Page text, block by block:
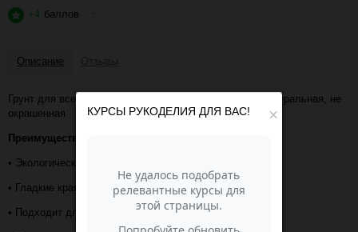
+4 баллов
Описание
Грунт для всех видов аквариума «Галька Каспий» - натуральная, не
окрашенная
Преимущества:
• Экологически чистый природный камень;
• Гладкие края абсолютно безопасны для питомцев;
• Подходит для пресных и морских аквариумов;
×
КУРСЫ РУКОДЕЛИЯ ДЛЯ ВАС!